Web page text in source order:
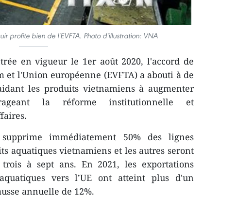
profite bien de l'EVFTA. Photo d'illustration: VNA
en vigueur le 1er août 2020, l'accord de
l'Union européenne (EVFTA) a abouti à de
les produits vietnamiens à augmenter
la réforme institutionnelle et
immédiatement 50% des lignes
aquatiques vietnamiens et les autres seront
à sept ans. En 2021, les exportations
vers l’UE ont atteint plus d'un
annuelle de 12%.